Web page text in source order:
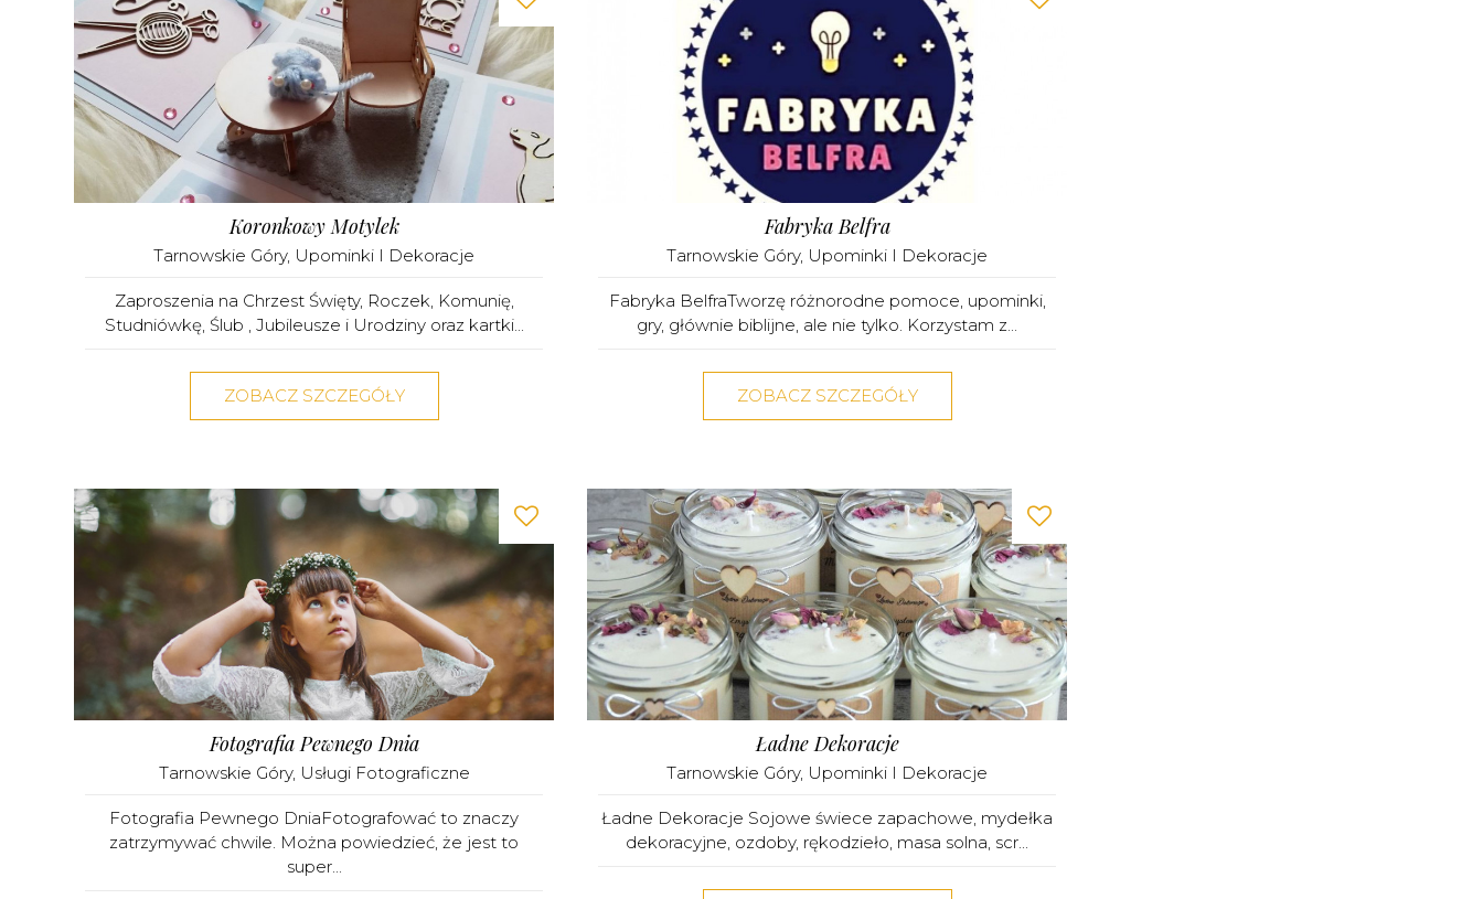
Koronkowy Motylek
Tarnowskie Góry, Upominki I Dekoracje
Zaproszenia na Chrzest Święty, Roczek, Komunię,
Studniówkę, Ślub , Jubileusze i Urodziny oraz kartki...
ZOBACZ SZCZEGÓŁY
Fabryka Belfra
Tarnowskie Góry, Upominki I Dekoracje
Fabryka BelfraTworzę różnorodne pomoce, upominki,
gry, głównie biblijne, ale nie tylko. Korzystam z...
ZOBACZ SZCZEGÓŁY
Fotografia Pewnego Dnia
Tarnowskie Góry, Usługi Fotograficzne
Fotografia Pewnego DniaFotografować to znaczy
zatrzymywać chwile. Można powiedzieć, że jest to
super...
Ładne Dekoracje
Tarnowskie Góry, Upominki I Dekoracje
Ładne Dekoracje Sojowe świece zapachowe, mydełka
dekoracyjne, ozdoby, rękodzieło, masa solna, scr...